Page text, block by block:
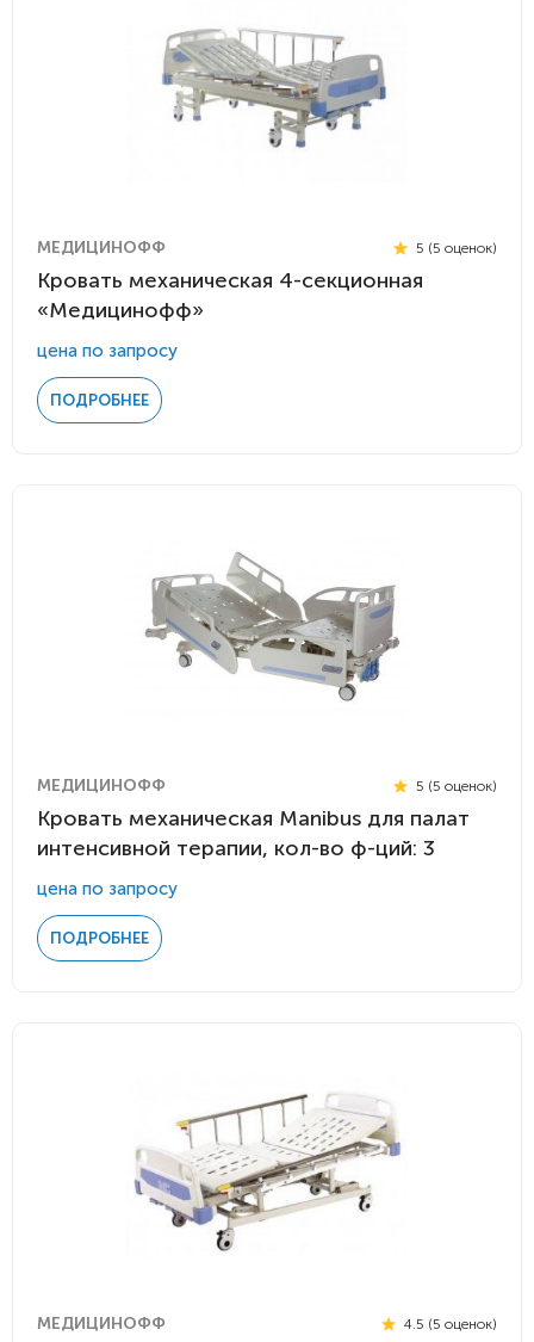
МЕДИЦИНОФФ 5 (5 оценок)
Кровать механическая 4-секционная
«Медицинофф»
цена по запросу
ПОДРОБНЕЕ
МЕДИЦИНОФФ 5 (5 оценок)
Кровать механическая Manibus для палат
интенсивной терапии, кол-во ф-ций: 3
цена по запросу
ПОДРОБНЕЕ
МЕДИЦИНОФФ 4.5 (5 оценок)